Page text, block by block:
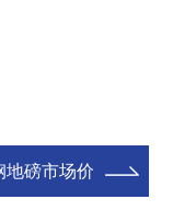
地磅市场价